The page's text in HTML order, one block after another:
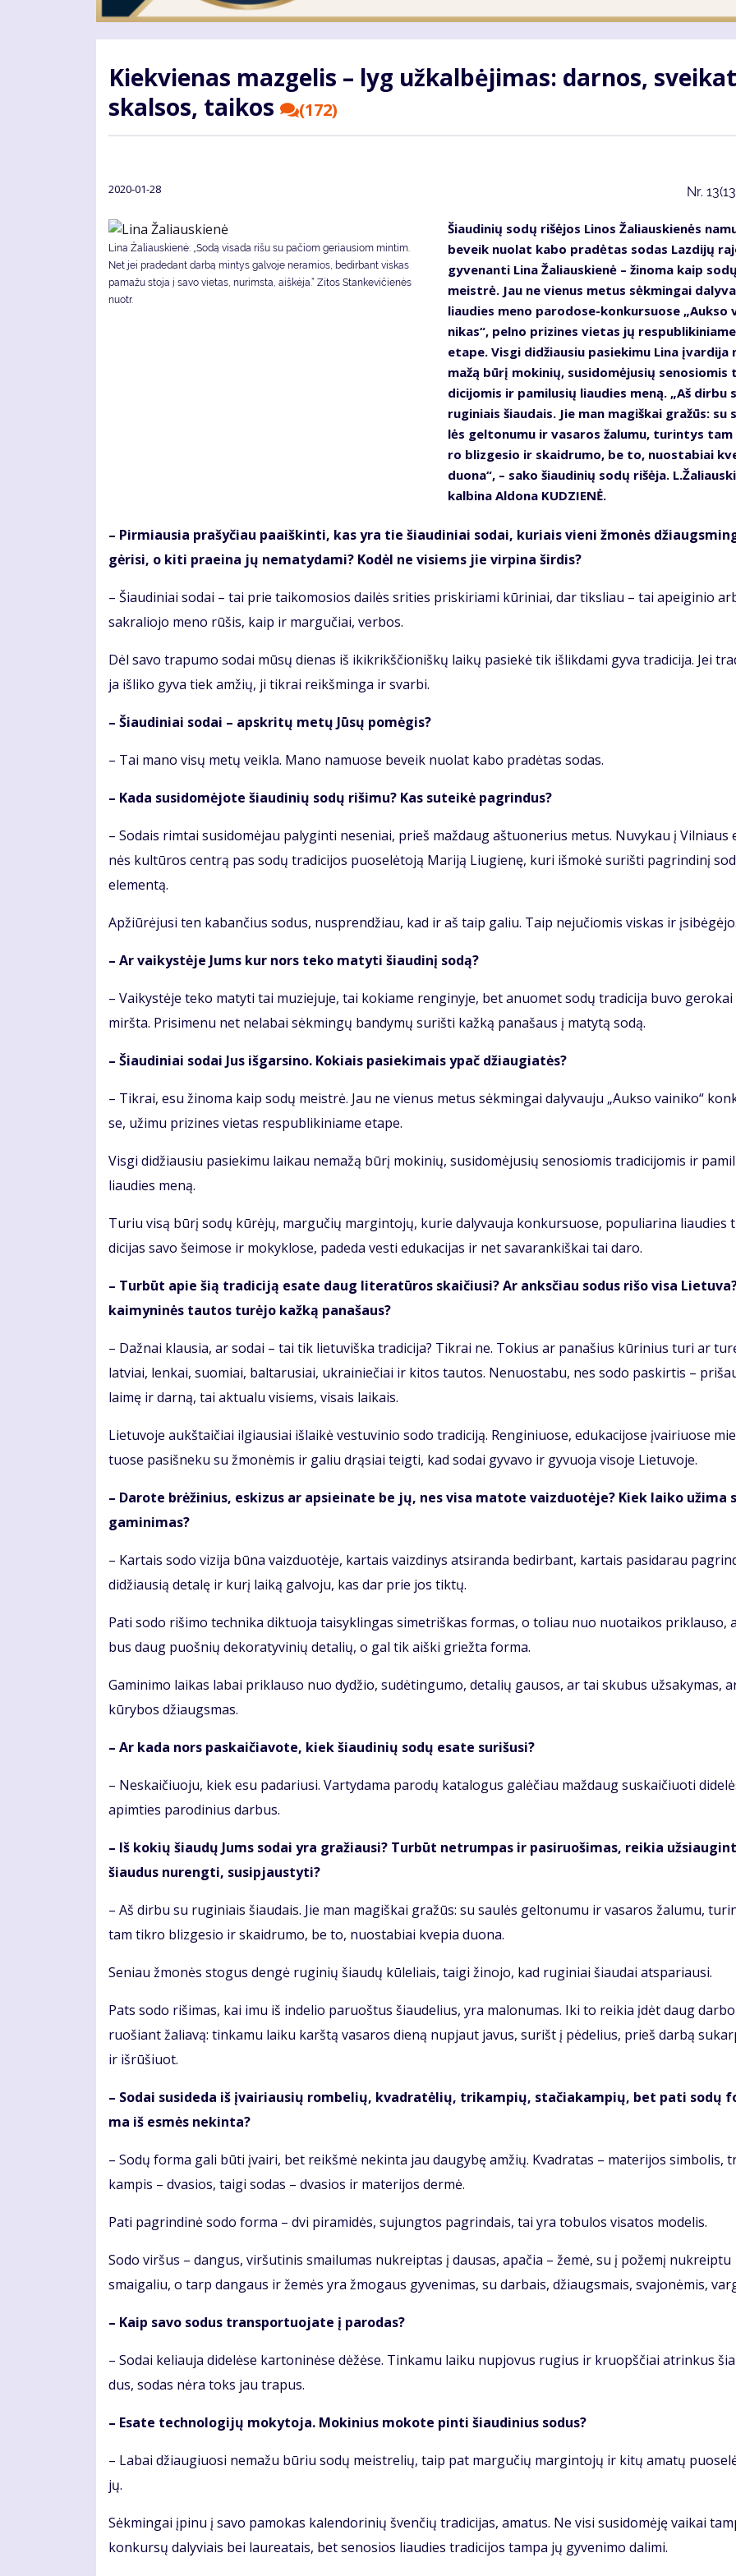
Kiek­vie­nas maz­ge­lis – lyg už­kal­bė­ji­mas: dar­nos,
skal­sos, tai­kos
(172)
2020-01-28 Nr.
Li­na Ža­liaus­kie­nė: „So­dą vi­sa­da ri­šu su pa­čiom ge­riau­siom min­tim.
Net jei pra­de­dant dar­bą min­tys gal­vo­je ne­ra­mios, be­dir­bant vis­kas
pa­ma­žu sto­ja į sa­vo vie­tas, nu­rims­ta, aiš­kė­ja.“ Zitos Stankevičienės
nuotr.
Šiau­di­nių so­dų ri­šė­jos Li­nos Ža­liaus­kie­nės
be­veik nuo­lat ka­bo pra­dė­tas so­das Laz­di­jų
gy­ve­nan­ti Li­na Ža­liaus­kie­nė – ži­no­ma kaip so­dų
meist­rė. Jau ne vie­nus me­tus sėk­min­gai
liau­dies me­no pa­ro­do­se-kon­kur­suo­se „Auk­so
ni­kas“, pel­no pri­zi­nes vie­tas jų res­pub­li­ki­nia­me
eta­pe. Vis­gi di­džiau­siu pa­sie­ki­mu Li­na įvar­di­ja
ma­žą bū­rį mo­ki­nių, su­si­do­mė­ju­sių
di­ci­jo­mis ir pa­mi­lu­sių liau­dies me­ną. „Aš dir­bu
ru­gi­niais šiau­dais. Jie man ma­giš­kai gra­žūs: su
lės gel­to­nu­mu ir va­sa­ros ža­lu­mu, tu­rin­tys
ro bliz­ge­sio ir skaid­ru­mo, be to, nuo­sta­biai
duo­na“, – sa­ko šiau­di­nių so­dų ri­šė­ja.
kal­bi­na Al­do­na KU­DZIE­NĖ.
– Pir­miau­sia pra­šy­čiau pa­aiš­kin­ti, kas yra tie šiau­di­niai so­dai, ku­riais vie­ni žmo­nės
gė­ri­si, o ki­ti pra­ei­na jų ne­ma­ty­da­mi? Ko­dėl ne vi­siems jie vir­pi­na šir­dis?
– Šiau­di­niai so­dai – tai prie tai­ko­mo­sios dai­lės sri­ties pri­ski­ria­mi kū­ri­niai, dar tiks­liau – tai apei­gi­nio
sak­ra­lio­jo me­no rū­šis, kaip ir mar­gu­čiai, ver­bos.
Dėl sa­vo tra­pu­mo so­dai mū­sų die­nas iš ikik­rikš­čio­niš­kų lai­kų pa­sie­kė tik iš­lik­da­mi gy­va tra­di­ci­ja. Jei
ja iš­li­ko gy­va tiek am­žių, ji tik­rai reikš­min­ga ir svar­bi.
– Šiau­di­niai so­dai – ap­skri­tų me­tų Jū­sų po­mė­gis?
– Tai ma­no vi­sų me­tų veik­la. Ma­no na­muo­se be­veik nuo­lat ka­bo pra­dė­tas so­das.
– Ka­da su­si­do­mė­jo­te šiau­di­nių so­dų ri­ši­mu? Kas su­tei­kė pa­grin­dus?
– So­dais rim­tai su­si­do­mė­jau pa­ly­gin­ti ne­se­niai, prieš maž­daug aš­tuo­ne­rius me­tus. Nu­vy­kau į
nės kul­tū­ros cen­trą pas so­dų tra­di­ci­jos puo­se­lė­to­ją Ma­ri­ją Liu­gie­nę, ku­ri iš­mo­kė su­riš­ti pa­grin­di­nį
ele­men­tą.
Ap­žiū­rė­ju­si ten ka­ban­čius so­dus, nu­spren­džiau, kad ir aš taip ga­liu. Taip ne­ju­čio­mis vis­kas ir įsi­bė­gė­jo.
– Ar vai­kys­tė­je Jums kur nors te­ko ma­ty­ti šiau­di­nį so­dą?
– Vai­kys­tė­je te­ko ma­ty­ti tai mu­zie­ju­je, tai ko­kia­me ren­gi­ny­je, bet anuo­met so­dų tra­di­ci­ja bu­vo
mirš­ta. Pri­si­me­nu net ne­la­bai sėk­min­gų ban­dy­mų su­riš­ti kaž­ką pa­na­šaus į ma­ty­tą so­dą.
– Šiau­di­niai so­dai Jus iš­gar­si­no. Ko­kiais pa­sie­ki­mais ypač džiau­gia­tės?
– Tik­rai, esu ži­no­ma kaip so­dų meist­rė. Jau ne vie­nus me­tus sėk­min­gai da­ly­vau­ju „Auk­so vai­ni­ko“
se, už­imu pri­zi­nes vie­tas res­pub­li­ki­nia­me eta­pe.
Vis­gi di­džiau­siu pa­sie­ki­mu lai­kau ne­ma­žą bū­rį mo­ki­nių, su­si­do­mė­ju­sių se­no­sio­mis tra­di­ci­jo­mis ir
liau­dies me­ną.
Tu­riu vi­są bū­rį so­dų kū­rė­jų, mar­gu­čių mar­gin­to­jų, ku­rie da­ly­vau­ja kon­kur­suo­se, po­pu­lia­ri­na liau­dies
di­ci­jas sa­vo šei­mo­se ir mo­kyk­lo­se, pa­de­da ves­ti edu­ka­ci­jas ir net sa­va­ran­kiš­kai tai da­ro.
– Tur­būt apie šią tra­di­ci­ją esa­te daug li­te­ra­tū­ros skai­čiu­si? Ar anks­čiau so­dus ri­šo vi­sa
kai­my­ni­nės tau­tos tu­rė­jo kaž­ką pa­na­šaus?
– Daž­nai klau­sia, ar so­dai – tai tik lie­tu­viš­ka tra­di­ci­ja? Tik­rai ne. To­kius ar pa­na­šius kū­ri­nius tu­ri ar
lat­viai, len­kai, suo­miai, bal­ta­ru­siai, uk­rai­nie­čiai ir ki­tos tau­tos. Ne­nuos­ta­bu, nes so­do pa­skir­tis –
lai­mę ir dar­ną, tai ak­tu­a­lu vi­siems, vi­sais lai­kais.
Lie­tu­vo­je aukš­tai­čiai il­giau­siai iš­lai­kė ves­tu­vi­nio so­do tra­di­ci­ją. Ren­gi­niuo­se, edu­ka­ci­jo­se įvai­riuo­se
tuo­se pa­si­šne­ku su žmo­nė­mis ir ga­liu drą­siai teig­ti, kad so­dai gy­va­vo ir gy­vuo­ja vi­so­je Lie­tu­vo­je.
– Da­ro­te brė­ži­nius, es­ki­zus ar ap­si­ei­na­te be jų, nes vi­sa ma­to­te vaiz­duo­tė­je? Kiek lai­ko už­ima
ga­mi­ni­mas?
– Kar­tais so­do vi­zi­ja bū­na vaiz­duo­tė­je, kar­tais vaiz­di­nys at­si­ran­da be­dir­bant, kar­tais pa­si­da­rau
di­džiau­sią de­ta­lę ir ku­rį lai­ką gal­vo­ju, kas dar prie jos tik­tų.
Pa­ti so­do ri­ši­mo tech­ni­ka dik­tuo­ja tai­syk­lin­gas si­met­riš­kas for­mas, o to­liau nuo nuo­tai­kos pri­klau­so,
bus daug puoš­nių de­ko­ra­ty­vi­nių de­ta­lių, o gal tik aiš­ki griež­ta for­ma.
Ga­mi­ni­mo lai­kas la­bai pri­klau­so nuo dy­džio, su­dė­tin­gu­mo, de­ta­lių gau­sos, ar tai sku­bus už­sa­ky­mas,
kū­ry­bos džiaugs­mas.
– Ar ka­da nors pa­skai­čia­vo­te, kiek šiau­di­nių so­dų esa­te su­ri­šu­si?
– Ne­skai­čiuo­ju, kiek esu pa­da­riu­si. Var­ty­da­ma pa­ro­dų ka­ta­lo­gus ga­lė­čiau maž­daug su­skai­čiuo­ti
ap­im­ties pa­ro­di­nius dar­bus.
– Iš ko­kių šiau­dų Jums so­dai yra gra­žiau­si? Tur­būt ne­trum­pas ir pa­si­ruo­ši­mas, rei­kia
šiau­dus nu­reng­ti, su­si­pjaus­ty­ti?
– Aš dir­bu su ru­gi­niais šiau­dais. Jie man ma­giš­kai gra­žūs: su sau­lės gel­to­nu­mu ir va­sa­ros ža­lu­mu,
tam tik­ro bliz­ge­sio ir skaid­ru­mo, be to, nuo­sta­biai kve­pia duo­na.
Se­niau žmo­nės sto­gus den­gė ru­gi­nių šiau­dų kū­le­liais, tai­gi ži­no­jo, kad ru­gi­niai šiau­dai at­spa­riau­si.
Pats so­do ri­ši­mas, kai imu iš in­de­lio pa­ruoš­tus šiau­de­lius, yra ma­lo­nu­mas. Iki to rei­kia įdėt daug dar­bo
ruo­šiant ža­lia­vą: tin­ka­mu lai­ku karš­tą va­sa­ros die­ną nu­pjaut ja­vus, su­rišt į pė­de­lius, prieš dar­bą
ir iš­rū­šiuot.
– So­dai su­si­de­da iš įvai­riau­sių rom­be­lių, kvad­ra­tė­lių, tri­kam­pių, sta­čia­kam­pių, bet pa­ti so­dų
ma iš es­mės ne­kin­ta?
– So­dų for­ma ga­li bū­ti įvai­ri, bet reikš­mė ne­kin­ta jau dau­gy­bę am­žių. Kvad­ra­tas – ma­te­ri­jos sim­bo­lis,
kam­pis – dva­sios, tai­gi so­das – dva­sios ir ma­te­ri­jos der­mė.
Pa­ti pa­grin­di­nė so­do for­ma – dvi pi­ra­mi­dės, su­jung­tos pa­grin­dais, tai yra to­bu­los vi­sa­tos mo­de­lis.
So­do vir­šus – dan­gus, vir­šu­ti­nis smai­lu­mas nu­kreip­tas į dau­sas, apa­čia – že­mė, su į po­že­mį nu­kreip­tu
smai­ga­liu, o tarp dan­gaus ir že­mės yra žmo­gaus gy­ve­ni­mas, su dar­bais, džiaugs­mais, sva­jo­nė­mis,
– Kaip sa­vo so­dus trans­por­tuo­ja­te į pa­ro­das?
– So­dai ke­liau­ja di­de­lė­se kar­to­ni­nė­se dė­žė­se. Tin­ka­mu lai­ku nu­pjo­vus ru­gius ir kruopš­čiai at­rin­kus
dus, so­das nė­ra toks jau tra­pus.
– Esa­te tech­no­lo­gi­jų mo­ky­to­ja. Mo­ki­nius mo­ko­te pin­ti šiau­di­nius so­dus?
– La­bai džiau­giuo­si ne­ma­žu bū­riu so­dų meist­re­lių, taip pat mar­gu­čių mar­gin­to­jų ir ki­tų ama­tų
jų.
Sėk­min­gai įpi­nu į sa­vo pa­mo­kas ka­len­do­ri­nių šven­čių tra­di­ci­jas, ama­tus. Ne vi­si su­si­do­mė­ję vai­kai
kon­kur­sų da­ly­viais bei lau­re­a­tais, bet se­no­sios liau­dies tra­di­ci­jos tam­pa jų gy­ve­ni­mo da­li­mi.